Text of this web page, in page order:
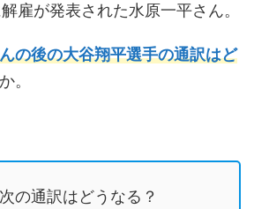
雇が発表された水原一平さん。
の後の大谷翔平選手の通訳はど
。
の通訳はどうなる？